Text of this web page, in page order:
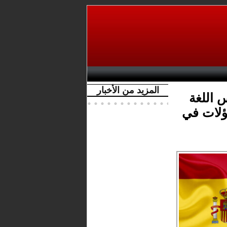
المزيد من الأخبار
اللغة
في